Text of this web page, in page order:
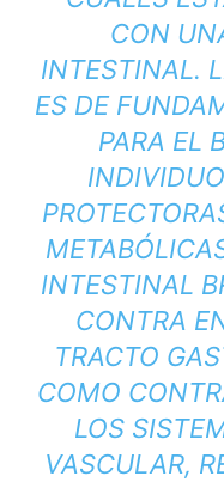
CON
INTESTINAL.
ES DE
PARA EL
INTESTINAL
CONTRA
TRACTO
COMO
LOS
VASCULAR,